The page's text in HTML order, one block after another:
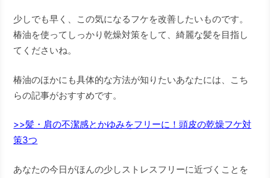
少しでも早く、この気になるフケを改善したいものです。
椿油を使ってしっかり乾燥対策をして、綺麗な髪を目指し
てくださいね。
椿油のほかにも具体的な方法が知りたいあなたには、こち
らの記事がおすすめです。
>>髪・肩の不潔感とかゆみをフリーに！頭皮の乾燥フケ対
策3つ
あなたの今日がほんの少しストレスフリーに近づくことを